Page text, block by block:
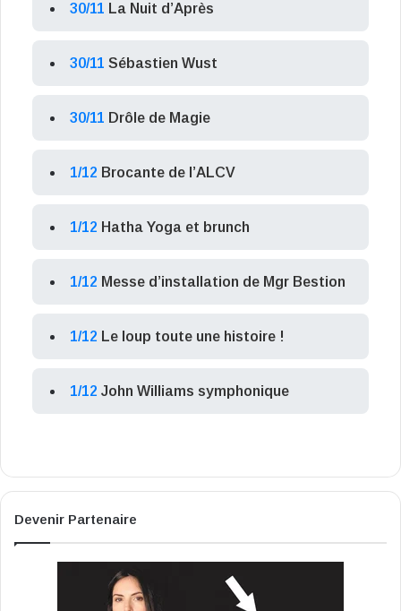
30/11 La Nuit d’Après
30/11 Sébastien Wust
30/11 Drôle de Magie
1/12 Brocante de l’ALCV
1/12 Hatha Yoga et brunch
1/12 Messe d’installation de Mgr Bestion
1/12 Le loup toute une histoire !
1/12 John Williams symphonique
Devenir Partenaire